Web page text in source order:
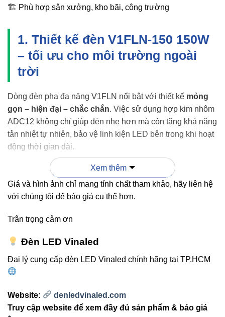
🏗 Phù hợp sân xưởng, kho bãi, công trường
1. Thiết kế đèn V1FLN-150 150W
– tối ưu cho môi trường ngoài
trời
Dòng đèn pha đa năng V1FLN nổi bật với thiết kế mỏng
gọn – hiện đại – chắc chắn. Việc sử dụng hợp kim nhôm
ADC12 không chỉ giúp đèn nhẹ hơn mà còn tăng khả năng
tản nhiệt tự nhiên, bảo vệ linh kiện LED bên trong khi hoạt
động thời gian dài.
Đèn có khung gá kim loại chắc chắn, hỗ trợ điều chỉnh
hướng chiếu linh hoạt, phù hợp cho lắp trên tường, chân
đế hoặc trên cao. Đây là ưu điểm cực kỳ quan trọng khi
2. Chip LED Lumileds USA – sức
Chip LED Lumileds (Mỹ) là yếu tố giúp
đạt độ sáng mạnh, bền, ít suy giảm quang thông. Với CRI
Xem thêm
Giá và hình ảnh chỉ mang tính chất tham khảo, hãy liên hệ
với chúng tôi để báo giá cụ thể hơn.
Trân trọng cảm ơn
Đèn LED Vinaled
Đại lý cung cấp đèn LED Vinaled chính hãng tại TP.HCM
Website:
denledvinaled.com
Truy cập website để xem đầy đủ sản phẩm & báo giá